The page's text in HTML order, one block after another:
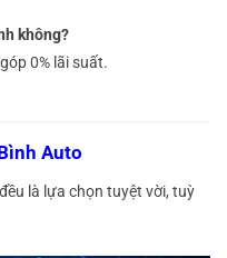
không?
0% lãi suất.
Auto
đều là lựa chọn tuyệt vời, tuỳ